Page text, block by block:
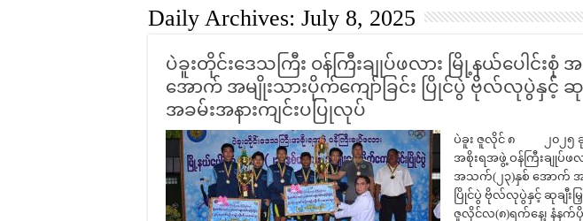
Daily Archives: July 8, 2025
ပဲခူးတိုင်းဒေသကြီး ဝန်ကြီးချုပ်ဖလား မြို့နယ်ပေါင်း
အောက် အမျိုးသားပိုက်ကျော်ခြင်း ပြိုင်ပွဲ ဗိုလ်လုပွဲနှင့် ဆုချီ
အခမ်းအနားကျင်းပပြုလုပ်
ပဲခူး ဇူလိုင် ၈ ၂၀၂၅ ခု
အစိုးရအဖွဲ့ ဝန်ကြီးချုပ်ဖလ
အသက်(၂၃)နှစ် အောက် အမ
ပြိုင်ပွဲ ဗိုလ်လုပွဲနှင့် ဆုချီးမ
ဇူလိုင်လ(၈)ရက်နေ့၊ နံနက်ပို